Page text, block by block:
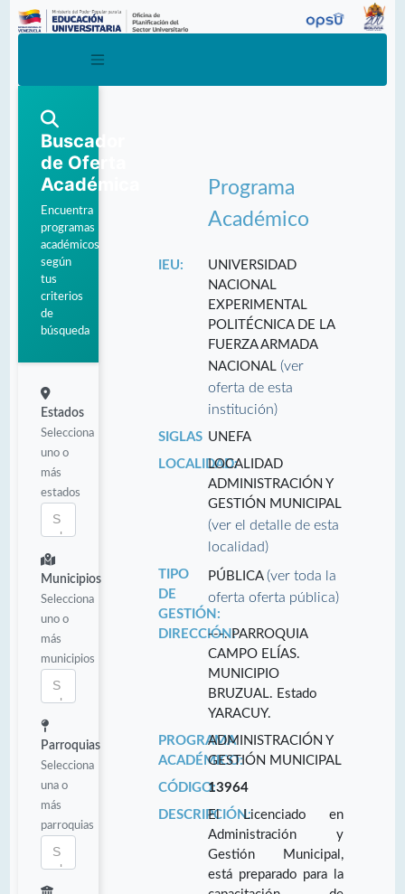
Buscador
de Oferta
Académica
Encuentra
programas
académicos
según
tus
criterios
de
búsqueda
Estados
Selecciona
uno o
más
estados
Municipios
Selecciona
uno o
más
municipios
Parroquias
Selecciona
una o
más
parroquias
Programa
Académico
IEU:
UNIVERSIDAD
NACIONAL
EXPERIMENTAL
POLITÉCNICA DE LA
FUERZA ARMADA
NACIONAL(ver
oferta de esta
institución)
SIGLAS UNEFA
LOCALIDAD:LOCALIDAD
ADMINISTRACIÓN Y
GESTIÓN MUNICIPAL
(ver el detalle de esta
localidad)
TIPO
DE
GESTIÓN:
PÚBLICA(ver toda la
oferta oferta pública)
DIRECCIÓN:---. PARROQUIA
CAMPO ELÍAS.
MUNICIPIO
BRUZUAL. Estado
YARACUY.
PROGRAMA
ACADÉMICO:
ADMINISTRACIÓN Y
GESTIÓN MUNICIPAL
CÓDIGO:13964
DESCRIPCIÓN:El Licenciado en
Administración y
Gestión Municipal,
está preparado para la